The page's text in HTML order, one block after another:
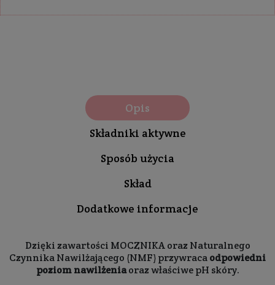
Opis
Składniki aktywne
Sposób użycia
Skład
Dodatkowe informacje
Dzięki zawartości MOCZNIKA oraz Naturalnego
Czynnika Nawilżającego (NMF) przywracaodpowiedni
poziom nawilżeniaoraz właściwe pH skóry.